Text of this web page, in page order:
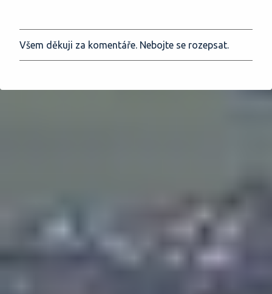
O
k
e
Všem děkuji za komentáře. Nebojte se rozepsat.